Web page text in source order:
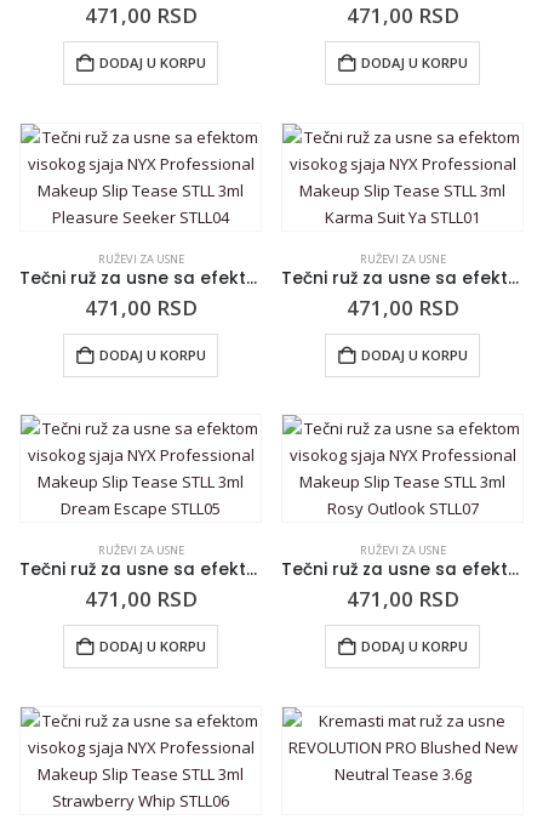
471,00 RSD
DODAJ U KORPU
471,00 RSD
DODAJ U KORPU
RUŽEVI ZA USNE
Tečni ruž za usne sa efektom visokog sjaja NYX Professional Makeup Slip Tease STLL 3ml Pleasure Seeker STLL04
471,00 RSD
DODAJ U KORPU
RUŽEVI ZA USNE
Tečni ruž za usne sa efektom visokog sjaja NYX Professional Makeup Slip Tease STLL 3ml Karma Suit Ya STLL01
471,00 RSD
DODAJ U KORPU
RUŽEVI ZA USNE
Tečni ruž za usne sa efektom visokog sjaja NYX Professional Makeup Slip Tease STLL 3ml Dream Escape STLL05
471,00 RSD
DODAJ U KORPU
RUŽEVI ZA USNE
Tečni ruž za usne sa efektom visokog sjaja NYX Professional Makeup Slip Tease STLL 3ml Rosy Outlook STLL07
471,00 RSD
DODAJ U KORPU